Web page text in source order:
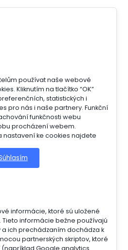
používat naše webové
Kliknutím na tlačítko “OK”
statistických i
pro nás i naše partnery. Funkční
funkčnosti webu
procházení webem.
ke cookies najdete
informácie, ktoré sú uložené
informácie bežne používajú
a ich prechádzaním dochádza k
partnerských skriptov, ktoré
Google analytics